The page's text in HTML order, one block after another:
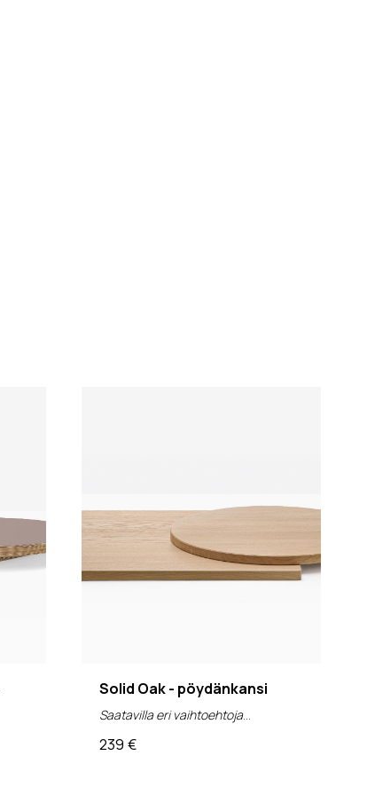
Solid Oak - pöydänkansi
Saatavilla eri vaihtoehtoja
(alv 0%)
239 €